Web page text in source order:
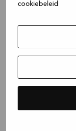
cookiebeleid